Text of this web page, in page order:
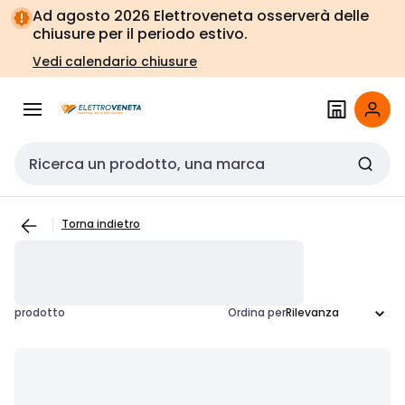
Vai alla
navigazione
Vai
alla
pagina
Ad agosto 2026 Elettroveneta osserverà delle
chiusure per il periodo estivo.
Vedi calendario chiusure
Cerca input
Torna indietro
prodotto Ordina per